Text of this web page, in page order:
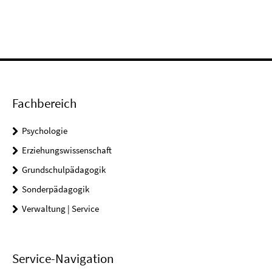
Fachbereich
Psychologie
Erziehungswissenschaft
Grundschulpädagogik
Sonderpädagogik
Verwaltung | Service
Service-Navigation